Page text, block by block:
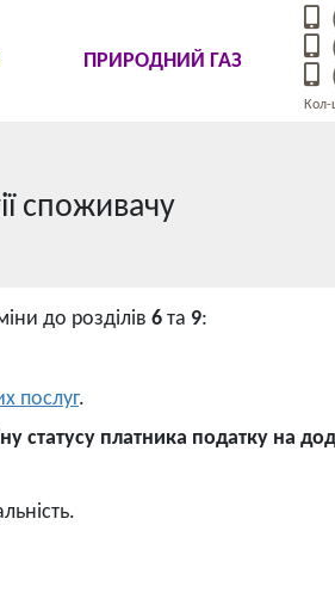
ПРИРОДНИЙ ГАЗ
Кол-
споживачу
до розділів 6 та 9:
послуг.
статусу платника податку на